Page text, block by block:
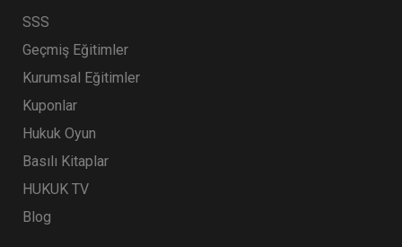
SSS
Geçmiş Eğitimler
Kurumsal Eğitimler
Kuponlar
Hukuk Oyun
Basılı Kitaplar
HUKUK TV
Blog